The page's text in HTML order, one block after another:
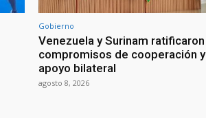
Gobierno
Venezuela y Surinam ratificaron
compromisos de cooperación y
apoyo bilateral
agosto 8, 2026